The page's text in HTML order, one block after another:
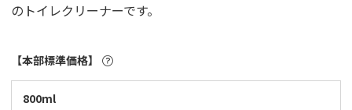
のトイレクリーナーです。
【本部標準価格】
800ml